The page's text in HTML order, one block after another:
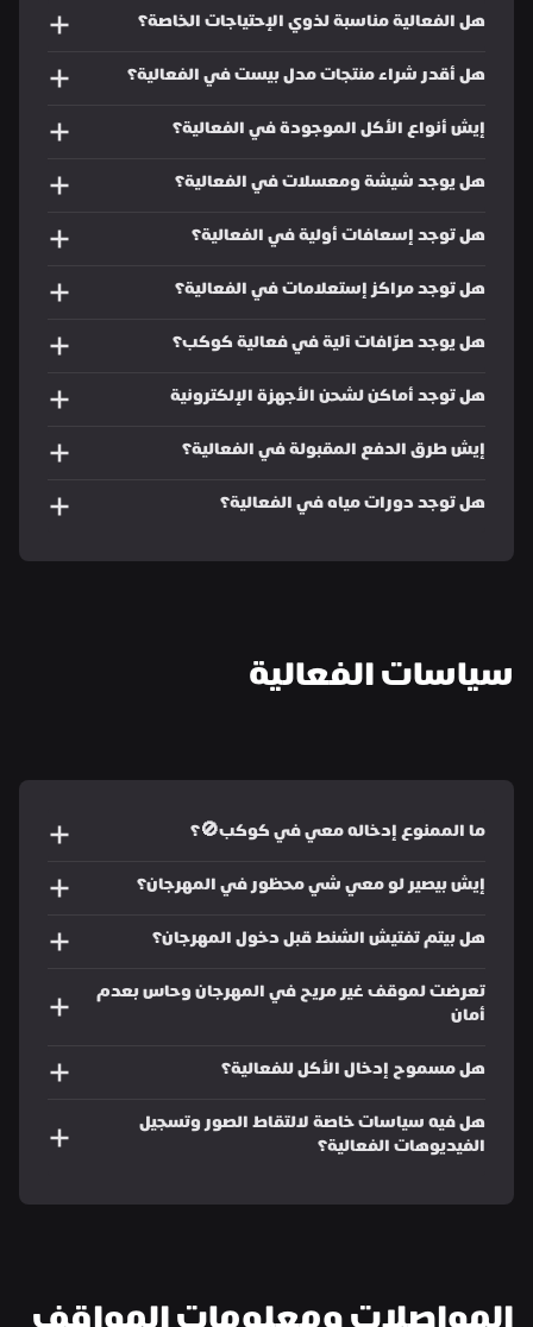
هل الفعالية مناسبة لذوي الإحتياجات الخاصة؟
هل أقدر شراء منتجات مدل بيست في الفعالية؟
إيش أنواع الأكل الموجودة في الفعالية؟
هل يوجد شيشة ومعسلات في الفعالية؟
هل توجد إسعافات أولية في الفعالية؟
هل توجد مراكز إستعلامات في الفعالية؟
هل يوجد صرّافات آلية في فعالية كوكب؟
هل توجد أماكن لشحن الأجهزة الإلكترونية
إيش طرق الدفع المقبولة في الفعالية؟
هل توجد دورات مياه في الفعالية؟
سياسات الفعالية
ما الممنوع إدخاله معي في كوكب🚫؟
إيش بيصير لو معي شي محظور في المهرجان؟
هل بيتم تفتيش الشنط قبل دخول المهرجان؟
أمان
هل مسموح إدخال الأكل للفعالية؟
الفيديوهات الفعالية؟